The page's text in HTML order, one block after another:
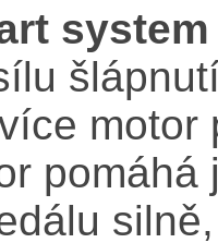
system
motor